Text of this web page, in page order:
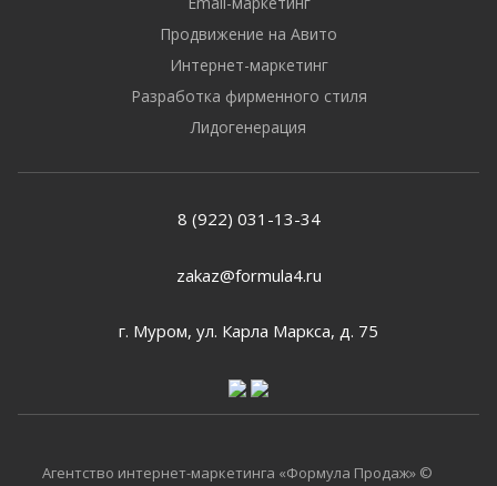
Продвижение на Авито
Интернет-маркетинг
Разработка фирменного стиля
Лидогенерация
8 (922) 031-13-34
zakaz@formula4.ru
г. Муром, ул. Карла Маркса, д. 75
Агентство интернет-маркетинга «Формула Продаж» ©